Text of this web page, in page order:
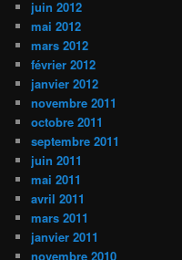
juin 2012
mai 2012
mars 2012
février 2012
janvier 2012
novembre 2011
octobre 2011
septembre 2011
juin 2011
mai 2011
avril 2011
mars 2011
janvier 2011
novembre 2010